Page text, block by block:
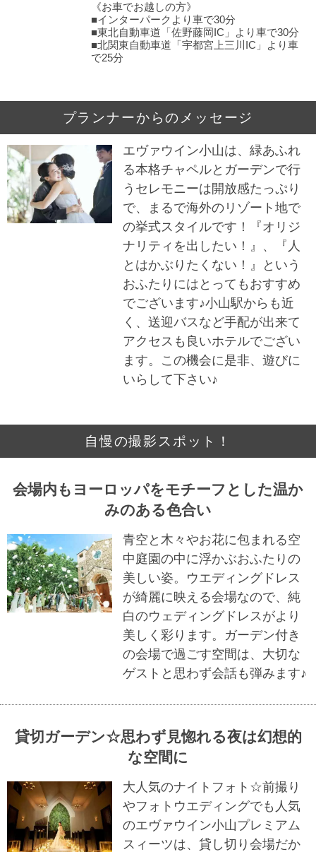
《お車でお越しの方》
■インターパークより車で30分
■東北自動車道「佐野藤岡IC」より車で30分
■北関東自動車道「宇都宮上三川IC」より車
で25分
プランナーからのメッセージ
エヴァウイン小山は、緑あふれ
る本格チャペルとガーデンで行
うセレモニーは開放感たっぷり
で、まるで海外のリゾート地で
の挙式スタイルです！『オリジ
ナリティを出したい！』、『人
とはかぶりたくない！』という
おふたりにはとってもおすすめ
でございます♪小山駅からも近
く、送迎バスなど手配が出来て
アクセスも良いホテルでござい
ます。この機会に是非、遊びに
いらして下さい♪
自慢の撮影スポット！
会場内もヨーロッパをモチーフとした温か
みのある色合い
青空と木々やお花に包まれる空
中庭園の中に浮かぶおふたりの
美しい姿。ウエディングドレス
が綺麗に映える会場なので、純
白のウェディングドレスがより
美しく彩ります。ガーデン付き
の会場で過ごす空間は、大切な
ゲストと思わず会話も弾みます♪
貸切ガーデン☆思わず見惚れる夜は幻想的
な空間に
大人気のナイトフォト☆前撮り
やフォトウエディングでも人気
のエヴァウイン小山プレミアム
スィーツは、貸し切り会場だか